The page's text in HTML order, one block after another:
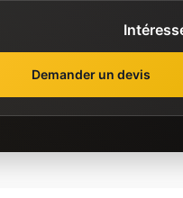
Demander un devis